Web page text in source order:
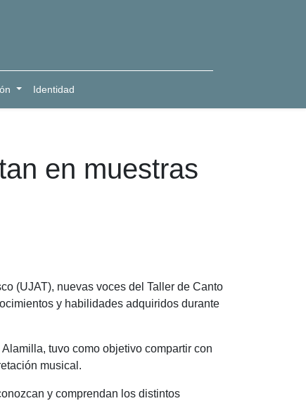
Identidad
en muestras
(UJAT), nuevas voces del Taller de Canto
y habilidades adquiridos durante
tuvo como objetivo compartir con
musical.
y comprendan los distintos